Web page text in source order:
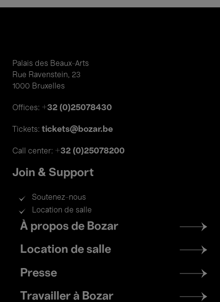
Palais des Beaux-Arts
Rue Ravenstein, 23
1000 Bruxelles
Offices: +32 (0)25078430
Tickets: tickets@bozar.be
Call center: +32 (0)25078200
Join & Support
Soutenez-nous
Location de salle
Footer
menu
À propos de Bozar
Location de salle
Presse
Travailler à Bozar